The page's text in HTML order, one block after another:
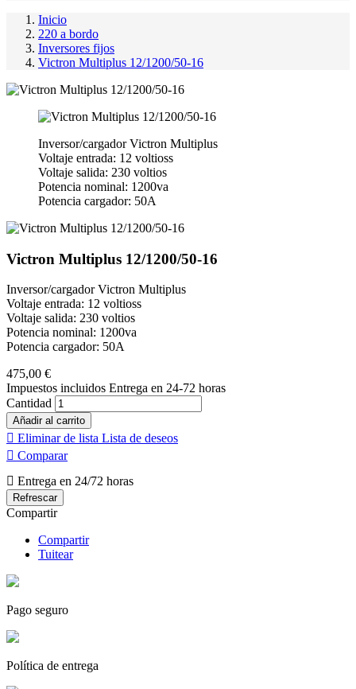
Inicio
220 a bordo
Inversores fijos
Victron Multiplus 12/1200/50-16
Inversor/cargador Victron Multiplus
Voltaje entrada: 12 voltioss
Voltaje salida: 230 voltios
Potencia nominal: 1200va
Potencia cargador: 50A
Victron Multiplus 12/1200/50-16
Inversor/cargador Victron Multiplus
Voltaje entrada: 12 voltioss
Voltaje salida: 230 voltios
Potencia nominal: 1200va
Potencia cargador: 50A
475,00 €
Impuestos incluidos Entrega en 24-72 horas
Cantidad
Añadir al carrito
 Eliminar de lista Lista de deseos
 Comparar
 Entrega en 24/72 horas
Compartir
Compartir
Tuitear
Pago seguro
Política de entrega